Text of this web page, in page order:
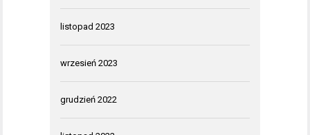
listopad 2023
wrzesień 2023
grudzień 2022